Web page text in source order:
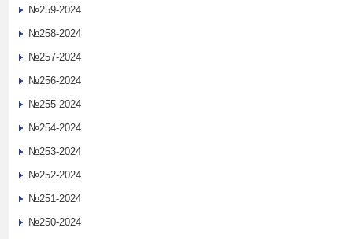
№259-2024
№258-2024
№257-2024
№256-2024
№255-2024
№254-2024
№253-2024
№252-2024
№251-2024
№250-2024